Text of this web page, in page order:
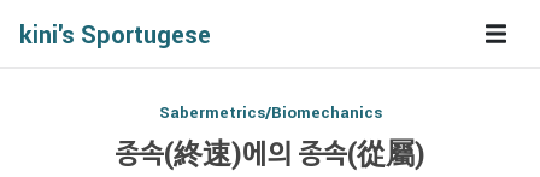
kini's Sportugese
Sabermetrics/Biomechanics
종속(終速)에의 종속(從屬)